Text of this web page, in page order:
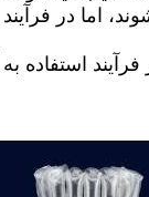
اما در
استفاده